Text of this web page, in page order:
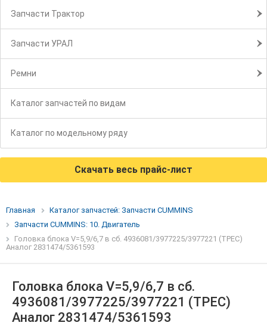
Запчасти Трактор
Запчасти УРАЛ
Ремни
Каталог запчастей по видам
Каталог по модельному ряду
Скачать весь прайс-лист
Главная
Каталог запчастей: Запчасти CUMMINS
Запчасти CUMMINS: 10. Двигатель
Головка блока V=5,9/6,7 в сб. 4936081/3977225/3977221 (ТРЕС)
Аналог 2831474/5361593
Головка блока V=5,9/6,7 в сб.
4936081/3977225/3977221 (ТРЕС)
Аналог 2831474/5361593